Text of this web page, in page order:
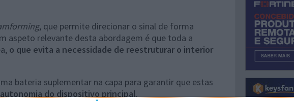
, que permite direcionar o sinal de forma
aspeto relevante desta abordagem é que toda a
o que evita a necessidade de reestruturar o interior
bateria suplementar na capa para garantir que estas
do dispositivo principal.